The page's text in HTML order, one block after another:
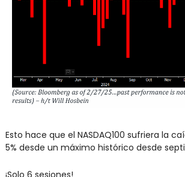
Esto hace que el NASDAQ100 sufriera la
5% desde un máximo histórico desde